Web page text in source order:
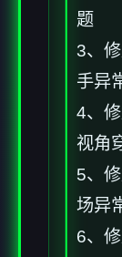
题
3、
手异
4、
视角
5、
场异
6、